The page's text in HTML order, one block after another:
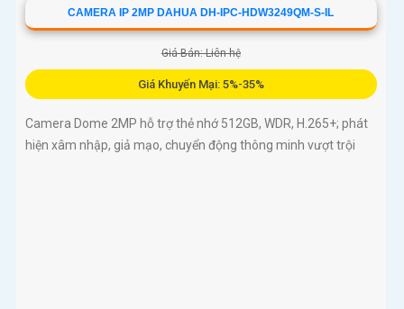
CAMERA IP 2MP DAHUA DH-IPC-HDW3249QM-S-IL
Giá Bán: Liên hệ
Giá Khuyến Mại: 5%-35%
Camera Dome 2MP hỗ trợ thẻ nhớ 512GB, WDR, H.265+; phát
hiện xâm nhập, giả mạo, chuyển động thông minh vượt trội